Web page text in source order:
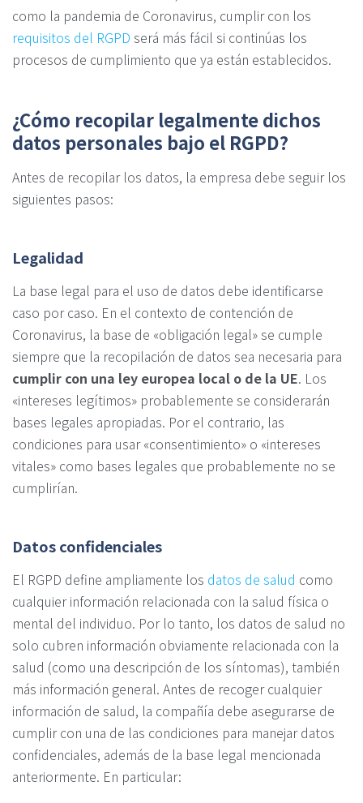
como la pandemia de Coronavirus, cumplir con los
requisitos del RGPD será más fácil si continúas los
procesos de cumplimiento que ya están establecidos.
¿Cómo recopilar legalmente dichos
datos personales bajo el RGPD?
Antes de recopilar los datos, la empresa debe seguir los
siguientes pasos:
Legalidad
La base legal para el uso de datos debe identificarse
caso por caso. En el contexto de contención de
Coronavirus, la base de «obligación legal» se cumple
siempre que la recopilación de datos sea necesaria para
cumplir con una ley europea local o de la UE. Los
«intereses legítimos» probablemente se considerarán
bases legales apropiadas. Por el contrario, las
condiciones para usar «consentimiento» o «intereses
vitales» como bases legales que probablemente no se
cumplirían.
Datos confidenciales
El RGPD define ampliamente los datos de salud como
cualquier información relacionada con la salud física o
mental del individuo. Por lo tanto, los datos de salud no
solo cubren información obviamente relacionada con la
salud (como una descripción de los síntomas), también
más información general. Antes de recoger cualquier
información de salud, la compañía debe asegurarse de
cumplir con una de las condiciones para manejar datos
confidenciales, además de la base legal mencionada
anteriormente. En particular: